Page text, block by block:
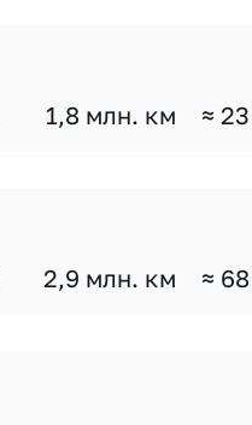
1,8 млн. км ≈
2,9 млн. км ≈